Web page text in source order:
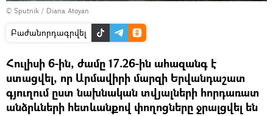
© Sputnik / Diana Atoyan
Բաժանորդագրվել
Հուլիսի 6-ին, ժամը 17.26-ին ահազանգ է
ստացվել, որ Արմավիրի մարզի Երվանդաշատ
գյուղում ըստ նախնական տվյալների հորդառատ
անձրևների հետևանքով փողոցները ջրալցվել են